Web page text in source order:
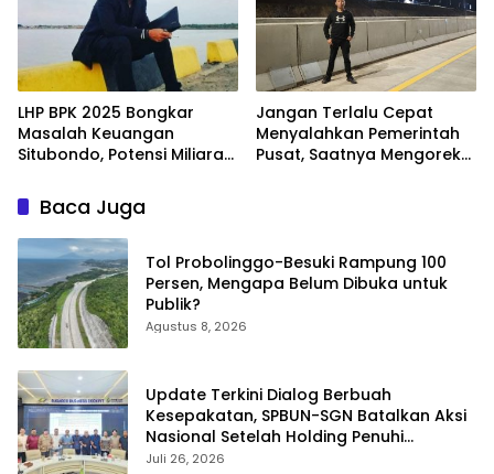
LHP BPK 2025 Bongkar
Masalah Keuangan
Situbondo, Potensi Miliaran
Terkelola
Jangan Terlalu Cepat
Menyalahkan Pemerintah
Pusat, Saatnya Mengoreksi
Baca Juga
Tol Probolinggo-Besuki Rampung 100
Persen, Mengapa Belum Dibuka untuk
Publik?
Agustus 8, 2026
Update Terkini Dialog Berbuah
Kesepakatan, SPBUN-SGN Batalkan Aksi
Nasional Setelah Holding Penuhi
Sejumlah Aspirasi
Juli 26, 2026